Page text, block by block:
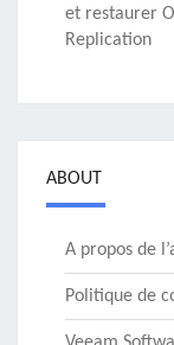
et restaurer
Replication
ABOUT
A propos de
Politique de